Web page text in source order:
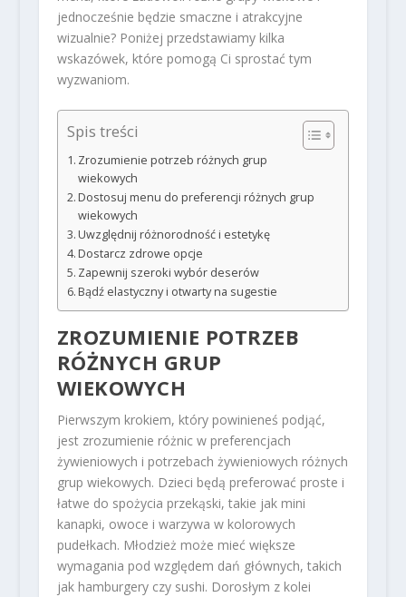
jednocześnie będzie smaczne i atrakcyjne
wizualnie? Poniżej przedstawiamy kilka
wskazówek, które pomogą Ci sprostać tym
wyzwaniom.
Spis treści
Zrozumienie potrzeb różnych grup
wiekowych
Dostosuj menu do preferencji różnych grup
wiekowych
Uwzględnij różnorodność i estetykę
Dostarcz zdrowe opcje
Zapewnij szeroki wybór deserów
Bądź elastyczny i otwarty na sugestie
ZROZUMIENIE POTRZEB
RÓŻNYCH GRUP
WIEKOWYCH
Pierwszym krokiem, który powinieneś podjąć,
jest zrozumienie różnic w preferencjach
żywieniowych i potrzebach żywieniowych różnych
grup wiekowych. Dzieci będą preferować proste i
łatwe do spożycia przekąski, takie jak mini
kanapki, owoce i warzywa w kolorowych
pudełkach. Młodzież może mieć większe
wymagania pod względem dań głównych, takich
jak hamburgery czy sushi. Dorosłym z kolei